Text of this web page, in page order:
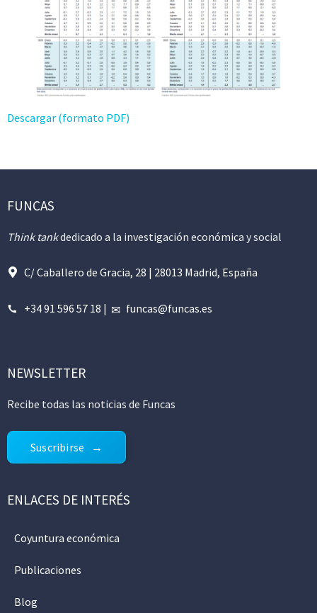
Descargar (formato PDF)
FUNCAS
Think tankdedicado a la investigación económica y social
C/ Caballero de Gracia, 28 | 28013 Madrid, España
+34 91 596 57 18 | funcas@funcas.es
NEWSLETTER
Recibe todas las noticias de Funcas
Suscribirse
ENLACES DE INTERÉS
Coyuntura económica
Publicaciones
Blog